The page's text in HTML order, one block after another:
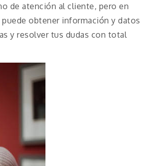
de atención al cliente, pero en
obtener información y datos
y resolver tus dudas con total